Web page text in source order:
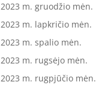
2023 m. gruodžio mėn.
2023 m. lapkričio mėn.
2023 m. spalio mėn.
2023 m. rugsėjo mėn.
2023 m. rugpjūčio mėn.